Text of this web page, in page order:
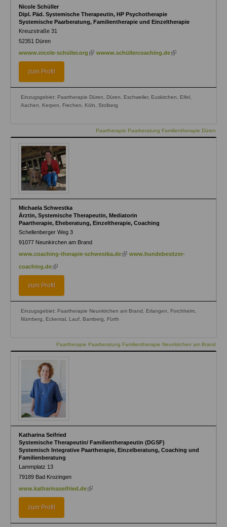
Nicole Schüller
Dipl. Päd. Systemische Therapeutin, HP Psychotherapie
Systemische Paarberatung, Familientherapie und Einzeltherapie
Kreuzstraße 31
52351 Düren
wwww.nicole-schüller.org (linkwwww.schüllercoaching.de (link
zum Profil
Einzugsgebiet: Paartherapie Düren, Düren, Eschweiler, Euskirchen, Eifel,
Aachen, Kerpen, Frechen, Köln, Stolberg
Paartherapie Paarberatung Familientherapie Düren
Michaela Schwestka
Ärztin, Systemische Therapeutin, Mediatorin
Paartherapie, Eheberatung, Einzeltherapie, Coaching
Schellenberger Weg 3
91077 Neunkirchen am Brand
www.coaching-therapie-schwestka.de (linkwww.hundebesitzer-
coaching.de (link
zum Profil
Einzugsgebiet: Paartherapie Neunkirchen am Brand, Erlangen, Forchheim,
Nürnberg, Eckental, Lauf, Bamberg, Fürth
Paartherapie Paarberatung Familientherapie Neunkirchen am Brand
Katharina Seifried
Systemische Therapeutin/ Familientherapeutin (DGSF)
Systemisch Integrative Paartherapie, Einzelberatung, Coaching und
Familienberatung
Lammplatz 13
79189 Bad Krozingen
www.katharinaseifried.de(link
zum Profil